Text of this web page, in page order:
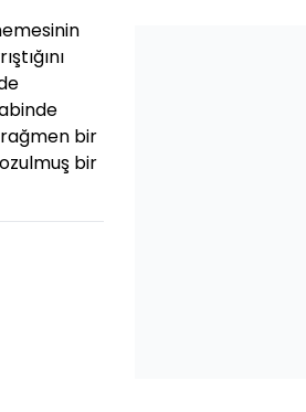
rağmen bir
bir